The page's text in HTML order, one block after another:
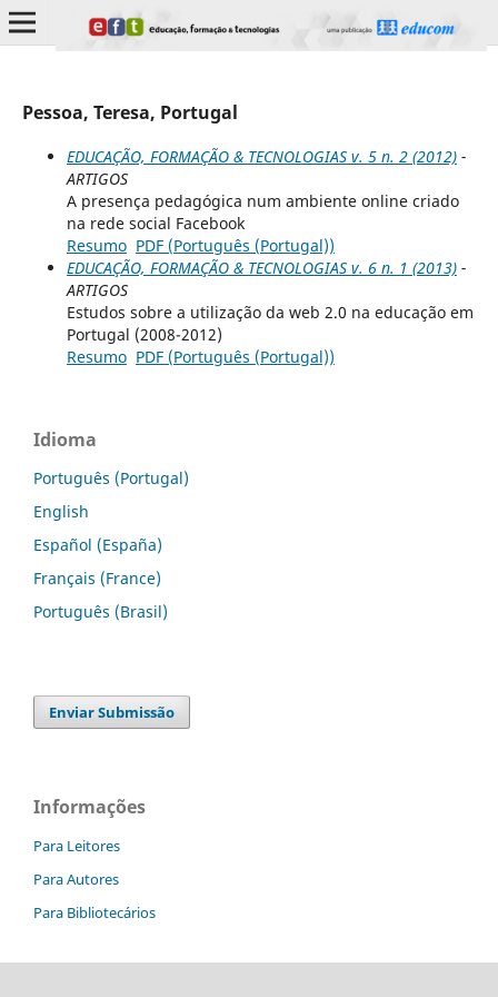
Pessoa, Teresa, Portugal
EDUCAÇÃO, FORMAÇÃO & TECNOLOGIAS v. 5 n. 2 (2012)-
ARTIGOS
A presença pedagógica num ambiente online criado
na rede social Facebook
Resumo PDF (Português (Portugal))
EDUCAÇÃO, FORMAÇÃO & TECNOLOGIAS v. 6 n. 1 (2013)-
ARTIGOS
Estudos sobre a utilização da web 2.0 na educação em
Portugal (2008-2012)
Resumo PDF (Português (Portugal))
Idioma
Português (Portugal)
English
Español (España)
Français (France)
Português (Brasil)
Enviar Submissão
Informações
Para Leitores
Para Autores
Para Bibliotecários